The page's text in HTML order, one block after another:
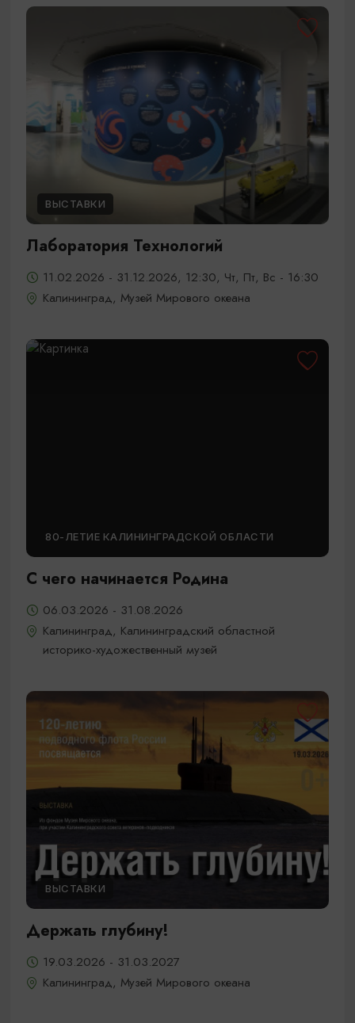
ВЫСТАВКИ
Лаборатория Технологий
11.02.2026 - 31.12.2026, 12:30, Чт, Пт, Вс - 16:30
Калининград, Музей Мирового океана
80-ЛЕТИЕ КАЛИНИНГРАДСКОЙ ОБЛАСТИ
С чего начинается Родина
06.03.2026 - 31.08.2026
Калининград, Калининградский областной
историко-художественный музей
ВЫСТАВКИ
Держать глубину!
19.03.2026 - 31.03.2027
Калининград, Музей Мирового океана